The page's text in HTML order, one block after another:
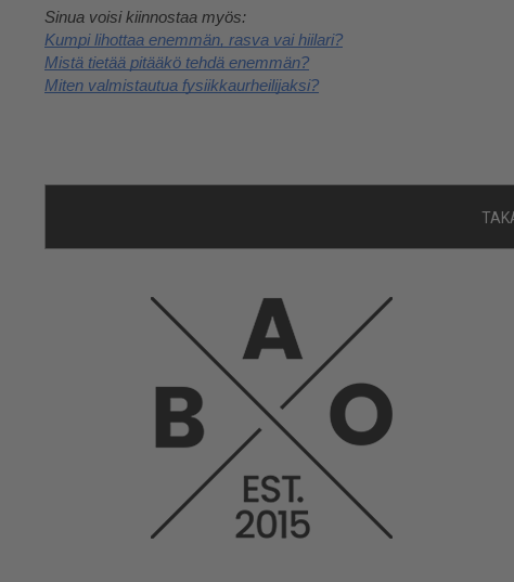
Sinua voisi kiinnostaa myös:
Kumpi lihottaa enemmän, rasva vai hiilari?
Mistä tietää pitääkö tehdä enemmän?
Miten valmistautua fysiikkaurheilijaksi?